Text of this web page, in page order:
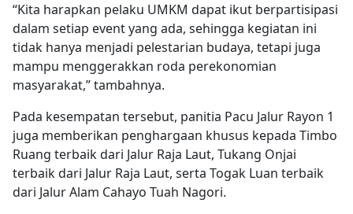
“Kita harapkan pelaku UMKM dapat ikut berpartisipasi
dalam setiap event yang ada, sehingga kegiatan ini
tidak hanya menjadi pelestarian budaya, tetapi juga
mampu menggerakkan roda perekonomian
masyarakat,” tambahnya.
Pada kesempatan tersebut, panitia Pacu Jalur Rayon 1
juga memberikan penghargaan khusus kepada Timbo
Ruang terbaik dari Jalur Raja Laut, Tukang Onjai
terbaik dari Jalur Raja Laut, serta Togak Luan terbaik
dari Jalur Alam Cahayo Tuah Nagori.